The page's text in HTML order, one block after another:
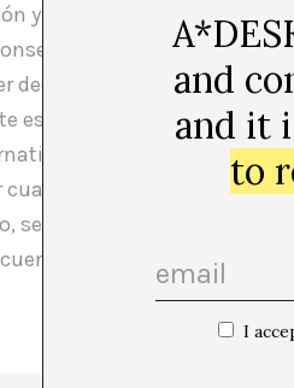
y se habían iniciado en
tener, por un
decir que parece aún más
es tan pequeño como el
a los habituales,
acabe 2014 es que
sea cual sea el lugar que
que ello conllevaría
and
and it
to
I